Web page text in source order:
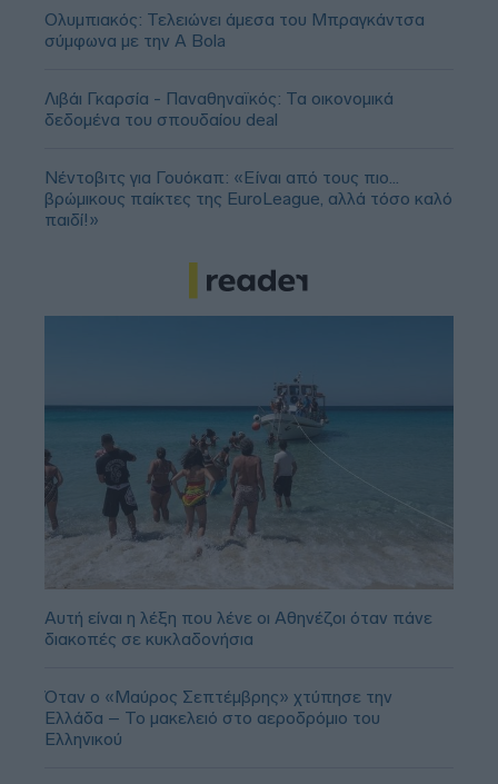
Ολυμπιακός: Τελειώνει άμεσα του Μπραγκάντσα
σύμφωνα με την A Bola
Λιβάι Γκαρσία - Παναθηναϊκός: Τα οικονομικά
δεδομένα του σπουδαίου deal
Νέντοβιτς για Γουόκαπ: «Είναι από τους πιο...
βρώμικους παίκτες της EuroLeague, αλλά τόσο καλό
παιδί!»
Αυτή είναι η λέξη που λένε οι Αθηνέζοι όταν πάνε
διακοπές σε κυκλαδονήσια
Όταν ο «Μαύρος Σεπτέμβρης» χτύπησε την
Ελλάδα – Το μακελειό στο αεροδρόμιο του
Ελληνικού